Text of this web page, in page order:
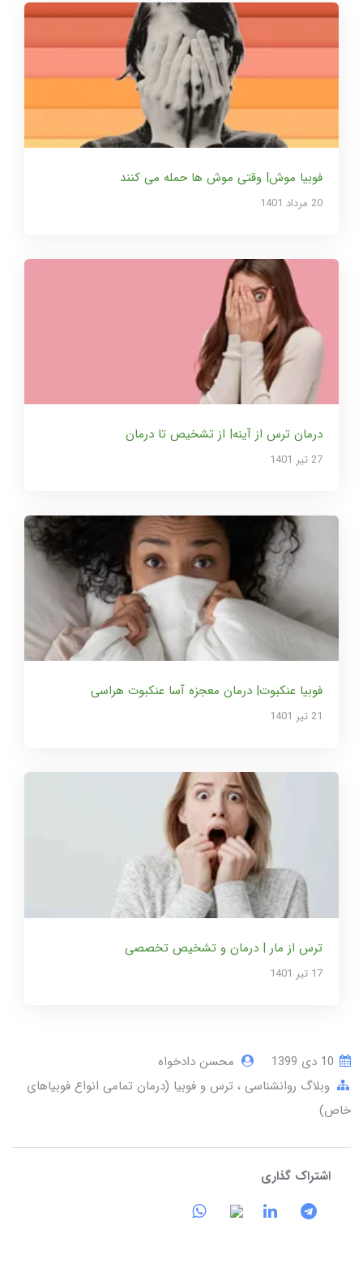
فوبیا موش| وقتی موش ها حمله می کنند
20 مرداد 1401
درمان ترس از آینه| از تشخیص تا درمان
27 تير 1401
فوبیا عنکبوت| درمان معجزه آسا عنکبوت هراسی
21 تير 1401
ترس از مار | درمان و تشخیص تخصصی
17 تير 1401
محسن دادخواه
وبلاگ روانشناسی ترس و فوبیا (درمان تمامی انواع فوبیاهای
خاص)
اشتراک گذاری